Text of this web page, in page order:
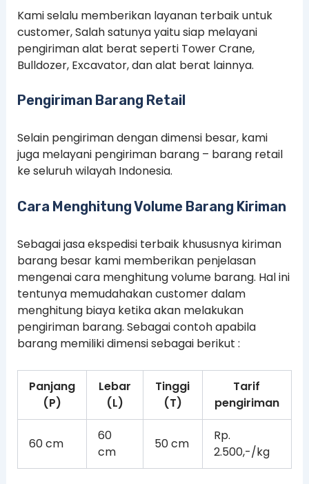
Kami selalu memberikan layanan terbaik untuk
customer, Salah satunya yaitu siap melayani
pengiriman alat berat seperti Tower Crane,
Bulldozer, Excavator, dan alat berat lainnya.
Pengiriman Barang Retail
Selain pengiriman dengan dimensi besar, kami
juga melayani pengiriman barang – barang retail
ke seluruh wilayah Indonesia.
Cara Menghitung Volume Barang Kiriman
Sebagai jasa ekspedisi terbaik khususnya kiriman
barang besar kami memberikan penjelasan
mengenai cara menghitung volume barang. Hal ini
tentunya memudahakan customer dalam
menghitung biaya ketika akan melakukan
pengiriman barang. Sebagai contoh apabila
barang memiliki dimensi sebagai berikut :
Panjang
(P)
Lebar
(L)
Tinggi
(T)
Tarif
pengiriman
60 cm
60
cm
50 cm
Rp.
2.500,-/kg